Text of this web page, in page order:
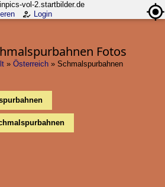
vol-2.startbilder.de
Login
Fotos
» Österreich » Schmalspurbahnen